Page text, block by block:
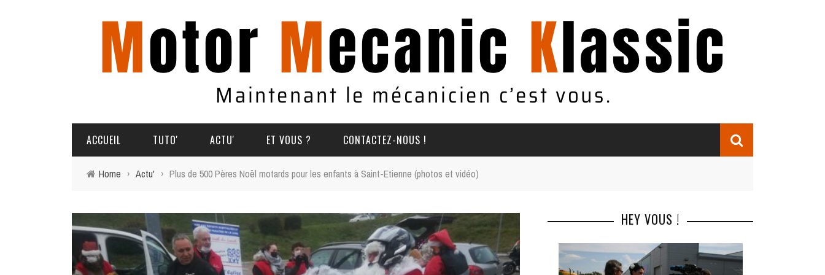
ACCUEIL TUTO'
COMMENT ÇA MARCHE
ACTU' ET VOUS ?
AGENDA
SOUVENIRS
CONTACTEZ-NOUS !
Home › Actu' › Plus de 500 Pères Noël motards pour les enfants à Saint-Etienne (photos et vidéo)
HEY VOUS !